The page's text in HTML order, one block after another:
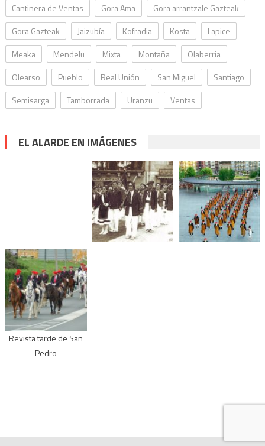
Cantinera de Ventas
Gora Ama
Gora arrantzale Gazteak
Gora Gazteak
Jaizubía Kofradia Kosta
Lapice
Meaka
Mendelu Mixta Montaña
Olaberria
Olearso
Pueblo Real Unión San Miguel
Santiago
Semisarga
Tamborrada Uranzu Ventas
EL ALARDE EN IMÁGENES
Revista tarde de San
Pedro